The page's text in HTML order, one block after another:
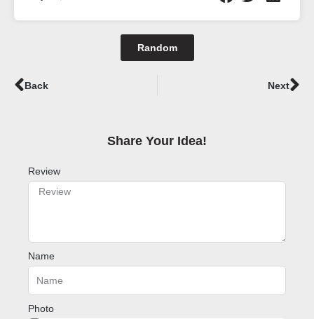
Random
Prev
Back Next
Share Your Idea!​
Review
Name
Photo